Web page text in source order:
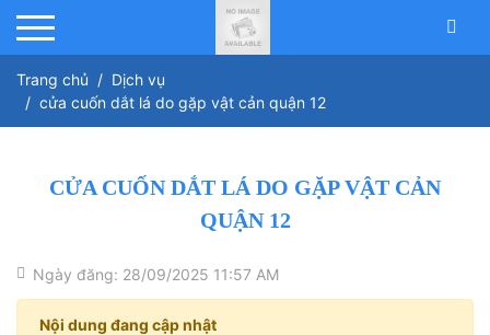
Trang chủ
Dịch vụ
cửa cuốn dắt lá do gặp vật cản quận 12
CỬA CUỐN DẮT LÁ DO GẶP VẬT CẢN
QUẬN 12
Ngày đăng: 28/09/2025 11:57 AM
Nội dung đang cập nhật